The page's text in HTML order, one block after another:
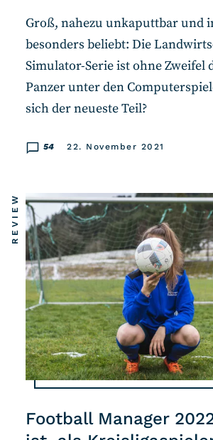
54 22. November 2021
Groß, nahezu unkaputtbar und
besonders beliebt: Die
Simulator-Serie ist ohne Zweifel
Panzer unter den
sich der neueste Teil?
Football Manager
REVIEW